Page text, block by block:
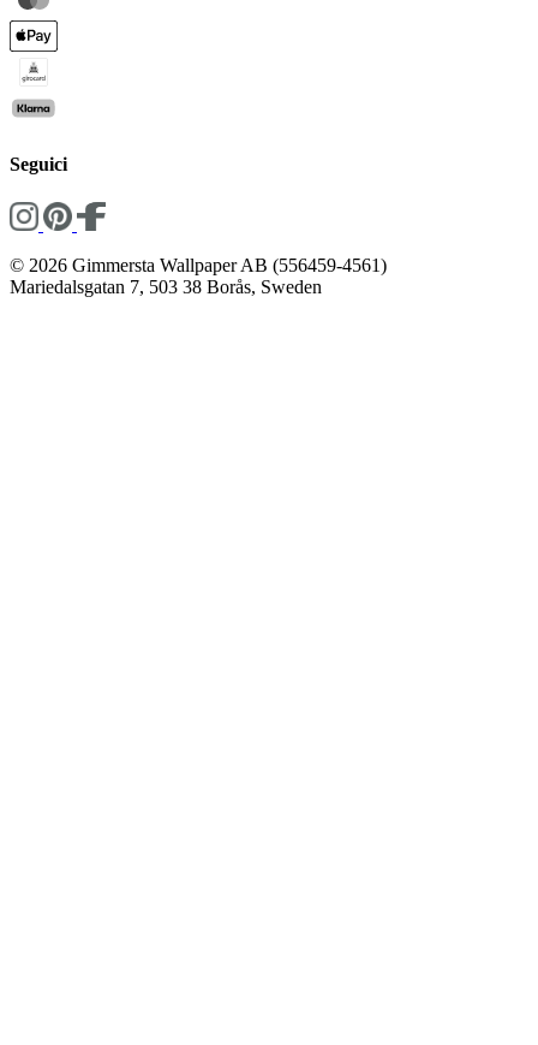
Seguici
© 2026 Gimmersta Wallpaper AB (556459-4561)
Mariedalsgatan 7, 503 38 Borås, Sweden